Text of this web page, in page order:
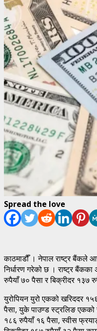
Spread the love
काठमाडौँ । नेपाल राष्ट्र बैंकले
निर्धारण गरेको छ । राष्ट्र
रुपैयाँ ७० पैसा र बिक्रीदर १३७
युरोपियन युरो एकको खरिददर
पैसा, युके पाउण्ड स्ट्रलिङ एकको
१८६ रुपैयाँ १६ पैसा, स्वीस